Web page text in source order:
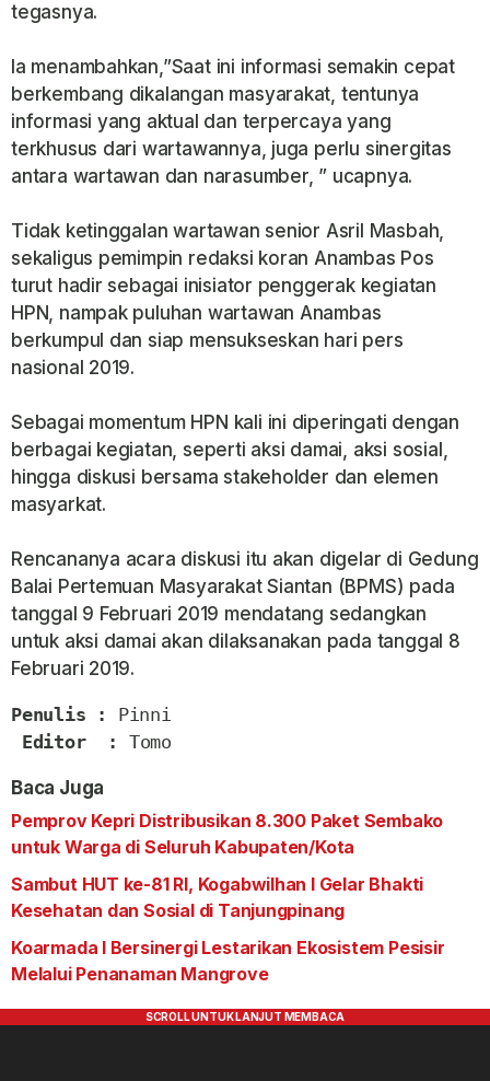
tegasnya.
Ia menambahkan,”Saat ini informasi semakin cepat
berkembang dikalangan masyarakat, tentunya
informasi yang aktual dan terpercaya yang
terkhusus dari wartawannya, juga perlu sinergitas
antara wartawan dan narasumber, ” ucapnya.
Tidak ketinggalan wartawan senior Asril Masbah,
sekaligus pemimpin redaksi koran Anambas Pos
turut hadir sebagai inisiator penggerak kegiatan
HPN, nampak puluhan wartawan Anambas
berkumpul dan siap mensukseskan hari pers
nasional 2019.
Sebagai momentum HPN kali ini diperingati dengan
berbagai kegiatan, seperti aksi damai, aksi sosial,
hingga diskusi bersama stakeholder dan elemen
masyarkat.
Rencananya acara diskusi itu akan digelar di Gedung
Balai Pertemuan Masyarakat Siantan (BPMS) pada
tanggal 9 Februari 2019 mendatang sedangkan
untuk aksi damai akan dilaksanakan pada tanggal 8
Februari 2019.
Penulis :
Pinni
Editor  :
Tomo
Baca Juga
Pemprov Kepri Distribusikan 8.300 Paket Sembako
untuk Warga di Seluruh Kabupaten/Kota
Sambut HUT ke-81 RI, Kogabwilhan I Gelar Bhakti
Kesehatan dan Sosial di Tanjungpinang
Koarmada I Bersinergi Lestarikan Ekosistem Pesisir
Melalui Penanaman Mangrove